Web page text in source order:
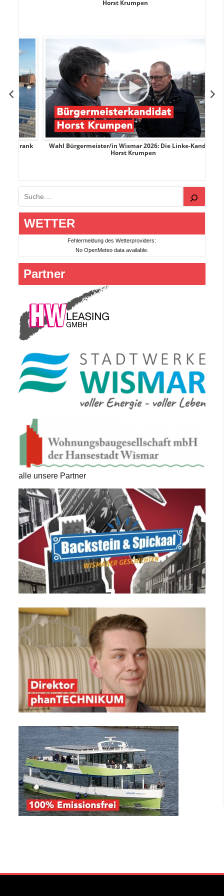
Horst Krumpen
Wahl Bürgermeister/in Wismar 2026: Die Linke-Kandidat
Horst Krumpen
Suchen
WETTER
Fehlermeldung des Wetterproviders:
No OpenMeteo data available.
Partner
alle unsere Partner